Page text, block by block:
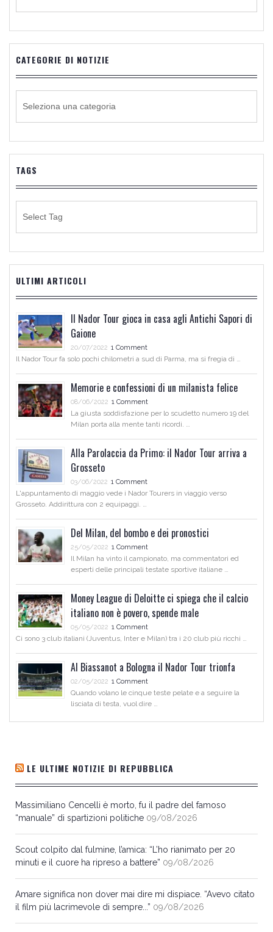
CATEGORIE DI NOTIZIE
NOTIZIE
TAGS
ULTIMI ARTICOLI
Il Nador Tour gioca in casa agli Antichi Sapori di
Gaione
20/07/2022 1 Comment
Il Nador Tour fa solo pochi chilometri a sud di Parma, ma si fregia di …
Memorie e confessioni di un milanista felice
08/06/2022 1 Comment
La giusta soddisfazione per lo scudetto numero 19 del
Milan porta alla mente tanti ricordi. …
Alla Parolaccia da Primo: il Nador Tour arriva a
Grosseto
03/06/2022 1 Comment
L'appuntamento di maggio vede i Nador Tourers in viaggio verso
Grosseto. Addirittura con 2 equipaggi. …
Del Milan, del bombo e dei pronostici
25/05/2022 1 Comment
Il Milan ha vinto il campionato, ma commentatori ed
esperti delle principali testate sportive italiane …
Money League di Deloitte ci spiega che il calcio
italiano non è povero, spende male
05/05/2022 1 Comment
Ci sono 3 club italiani (Juventus, Inter e Milan) tra i 20 club più ricchi …
Al Biassanot a Bologna il Nador Tour trionfa
02/05/2022 1 Comment
Quando volano le cinque teste pelate e a seguire la
lisciata di testa, vuol dire …
LE ULTIME NOTIZIE DI REPUBBLICA
Massimiliano Cencelli è morto, fu il padre del famoso
“manuale” di spartizioni politiche 09/08/2026
Scout colpito dal fulmine, l’amica: “L’ho rianimato per 20
minuti e il cuore ha ripreso a battere” 09/08/2026
Amare significa non dover mai dire mi dispiace. “Avevo citato
il film più lacrimevole di sempre...” 09/08/2026